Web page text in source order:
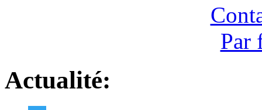
Par
Actualité: